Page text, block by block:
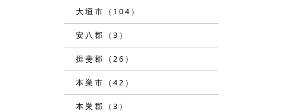
大垣市（104）
安八郡（3）
揖斐郡（26）
本巣市（42）
本巣郡（3）